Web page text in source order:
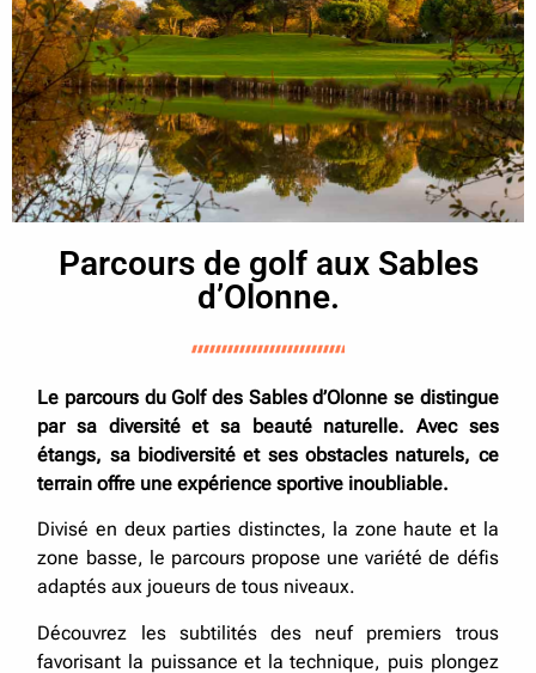
Parcours de golf aux Sables
d’Olonne.
Le parcours du Golf des Sables d’Olonne se distingue
par sa diversité et sa beauté naturelle. Avec ses
étangs, sa biodiversité et ses obstacles naturels, ce
terrain offre une expérience sportive inoubliable.
Divisé en deux parties distinctes, la zone haute et la
zone basse, le parcours propose une variété de défis
adaptés aux joueurs de tous niveaux.
Découvrez les subtilités des neuf premiers trous
favorisant la puissance et la technique, puis plongez